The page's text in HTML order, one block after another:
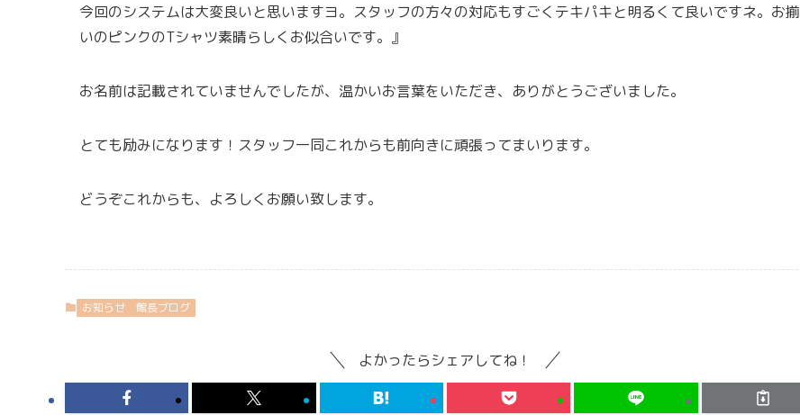
今回のシステムは大変良いと思いますヨ。スタッフの方々の対応もすごくテキパキと明るくて良いですネ。お揃
いのピンクのTシャツ素晴らしくお似合いです。』
お名前は記載されていませんでしたが、温かいお言葉をいただき、ありがとうございました。
とても励みになります！スタッフ一同これからも前向きに頑張ってまいります。
どうぞこれからも、よろしくお願い致します。
お知らせ 館長ブログ
よかったらシェアしてね！